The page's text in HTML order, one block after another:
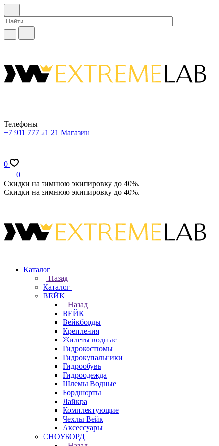
Телефоны
+7 911 777 21 21 Магазин
0
0
Скидки на зимнюю экипировку до 40%.
Скидки на зимнюю экипировку до 40%.
Каталог
Назад
Каталог
ВЕЙК
Назад
ВЕЙК
Вейкборды
Крепления
Жилеты водные
Гидрокостюмы
Гидрокупальники
Гидрообувь
Гидроодежда
Шлемы Водные
Бордшорты
Лайкра
Комплектующие
Чехлы Вейк
Аксессуары
СНОУБОРД